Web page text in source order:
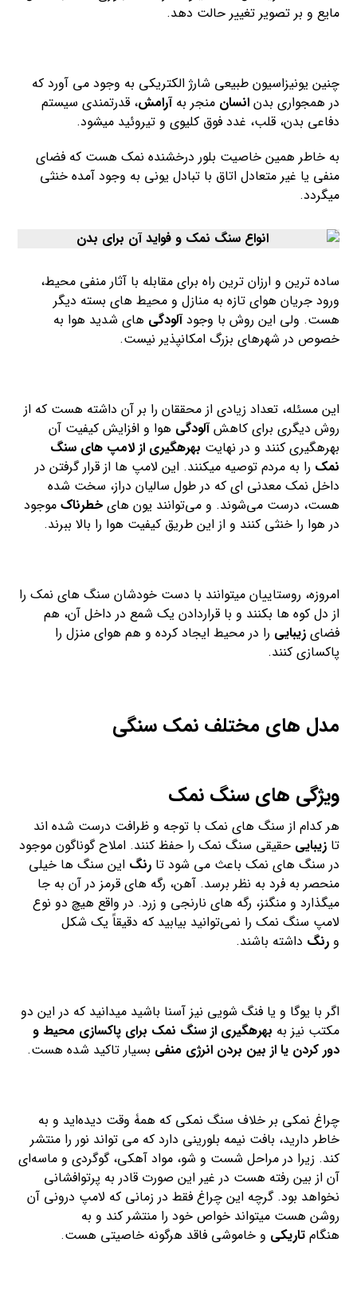
مایع و بر تصویر تغییر حالت دهد.
چنین یونیزاسیون طبیعی شارژ الکتریکی به وجود می آورد که
در همجواری بدنانسان منجر بهآرامش، قدرتمندی سیستم
دفاعی بدن، قلب، غدد فوق کلیوی و تیروئید میشود.
به خاطر همین خاصیت بلور درخشنده نمک هست که فضای
منفی یا غیر متعادل اتاق با تبادل یونی به وجود آمده خنثی
میگردد.
ساده ترین و ارزان ترین راه برای مقابله با آثار منفی محیط،
ورود جریان هوای تازه به منازل و محیط های بسته دیگر
هست. ولی این روش با وجودآلودگی های شدید هوا به
خصوص در شهرهای بزرگ امکانپذیر نیست.
این مسئله، تعداد زیادی از محققان را بر آن داشته هست که از
روش دیگری برای کاهشآلودگی هوا و افزایش کیفیت آن
بهرهگیری کنند و در نهایت بهرهگیری از لامپ های سنگ
نمک را به مردم توصیه میکنند. این لامپ ها از قرار گرفتن در
داخل نمک معدنی ای که در طول سالیان دراز، سخت شده
هست، درست می‌شوند. و می‌توانند یون هایخطرناک موجود
در هوا را خنثی کنند و از این طریق کیفیت هوا را بالا ببرند.
امروزه، روستاییان میتوانند با دست خودشان سنگ های نمک را
از دل کوه ها بکنند و با قراردادن یک شمع در داخل آن، هم
فضایزیبایی را در محیط ایجاد کرده و هم هوای منزل را
پاکسازی کنند.
مدل های مختلف نمک سنگی
ویژگی های سنگ نمک
هر کدام از سنگ های نمک با توجه و ظرافت درست شده اند
تازیبایی حقیقی سنگ نمک را حفظ کنند. املاح گوناگون موجود
در سنگ های نمک باعث می شود تارنگ این سنگ ها خیلی
منحصر به فرد به نظر برسد. آهن، رگه های قرمز در آن به جا
میگذارد و منگنز، رگه های نارنجی و زرد. در واقع هیچ دو نوع
لامپ سنگ نمک را نمی‌توانید بیابید که دقیقاً یک شکل
ورنگ داشته باشند.
اگر با یوگا و یا فنگ شویی نیز آسنا باشید میدانید که در این دو
مکتب نیز به بهرهگیری از سنگ نمک برای پاکسازی محیط و
دور کردن یا از بین بردن انرژی منفی بسیار تاکید شده هست.
چراغ نمکی بر خلاف سنگ نمکی که همۀ وقت دیده‌اید و به
خاطر دارید، بافت نیمه بلورینی دارد که می تواند نور را منتشر
کند. زیرا در مراحل شست و شو، مواد آهکی، گوگردی و ماسه‌ای
آن از بین رفته هست در غیر این صورت قادر به پرتوافشانی
نخواهد بود. گرچه این چراغ فقط در زمانی که لامپ درونی آن
روشن هست میتواند خواص خود را منتشر کند و به
هنگامتاریکی و خاموشی فاقد هرگونه خاصیتی هست.